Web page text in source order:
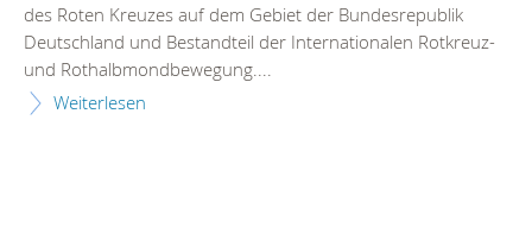
des Roten Kreuzes auf dem Gebiet der Bundesrepublik
Deutschland und Bestandteil der Internationalen Rotkreuz-
und Rothalbmondbewegung....
Weiterlesen